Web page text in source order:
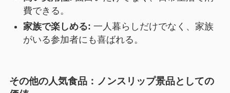
費できる。
家族で楽しめる: 一人暮らしだけでなく、家族
がいる参加者にも喜ばれる。
その他の人気食品：ノンスリップ景品としての